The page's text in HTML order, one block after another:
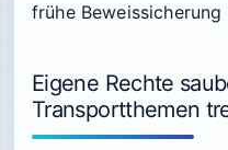
frühe
Eigene Rechte
Transportthemen